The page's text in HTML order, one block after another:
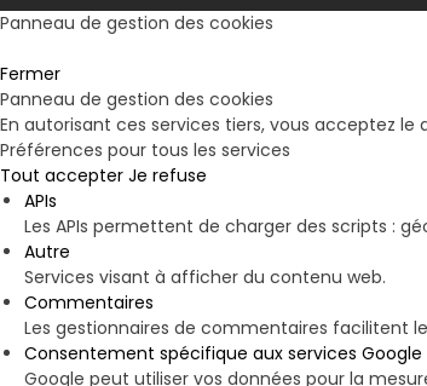
Panneau de gestion des cookies
Fermer
Panneau de gestion des cookies
En autorisant ces services tiers, vous acceptez
Préférences pour tous les services
Tout accepter Je refuse
APIs
Les APIs permettent de charger des scripts :
Autre
Services visant à afficher du contenu web.
Commentaires
Les gestionnaires de commentaires facilitent
Consentement spécifique aux services Google
Google peut utiliser vos données pour la